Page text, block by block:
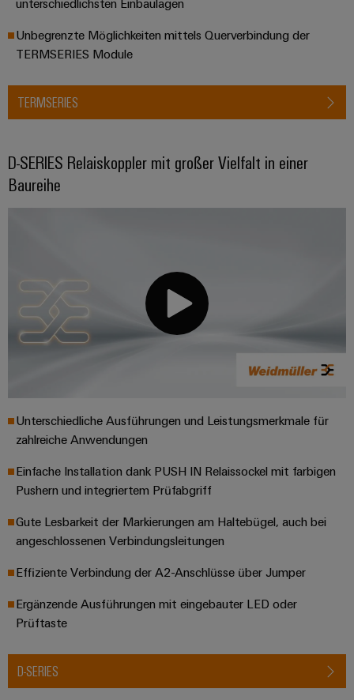
unterschiedlichsten Einbaulagen
Unbegrenzte Möglichkeiten mittels Querverbindung der
TERMSERIES Module
TERMSERIES
D-SERIES Relaiskoppler mit großer Vielfalt in einer
Baureihe
Unterschiedliche Ausführungen und Leistungsmerkmale für
zahlreiche Anwendungen
Einfache Installation dank PUSH IN Relaissockel mit farbigen
Pushern und integriertem Prüfabgriff
Gute Lesbarkeit der Markierungen am Haltebügel, auch bei
angeschlossenen Verbindungsleitungen
Effiziente Verbindung der A2-Anschlüsse über Jumper
Ergänzende Ausführungen mit eingebauter LED oder
Prüftaste
D-SERIES